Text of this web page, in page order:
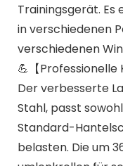
Trainingsgerät. Es
in verschiedenen
verschiedenen
💪【Professionelle
Der verbesserte
Stahl, passt
Standard-
belasten. Die um